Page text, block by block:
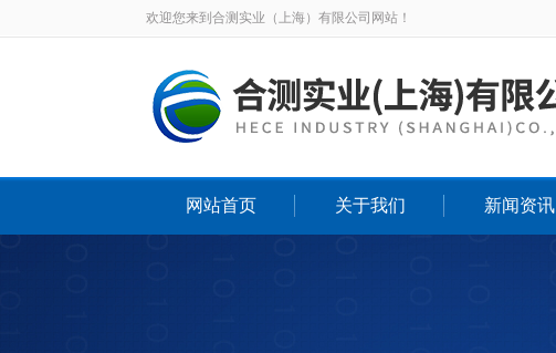
欢迎您来到合测实业（上海）有限公司网站！
网站首页 关于我们 新闻资讯